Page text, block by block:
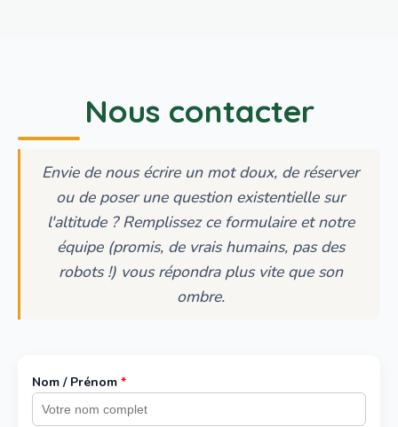
Nous contacter
Envie de nous écrire un mot doux, de réserver
ou de poser une question existentielle sur
l'altitude ? Remplissez ce formulaire et notre
équipe (promis, de vrais humains, pas des
robots !) vous répondra plus vite que son
ombre.
Nom / Prénom *